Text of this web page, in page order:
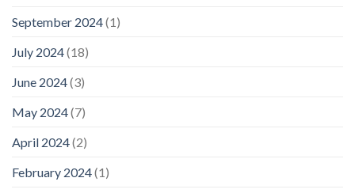
September 2024(1)
July 2024(18)
June 2024(3)
May 2024(7)
April 2024(2)
February 2024(1)